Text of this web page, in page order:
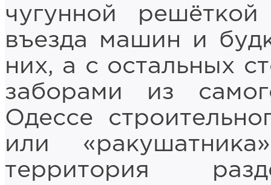
чугунной
въезда машин и
них, а с остальных
заборами из
Одессе
или
территория